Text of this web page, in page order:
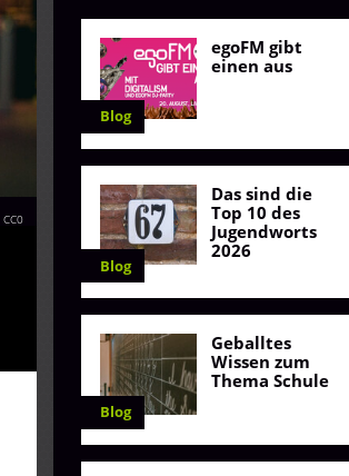
CC0
Blog
egoFM gibt
einen aus
Blog
Das sind die
Top 10 des
Jugendworts
2026
Blog
Geballtes
Wissen zum
Thema Schule